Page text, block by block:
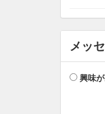
メッ
興味